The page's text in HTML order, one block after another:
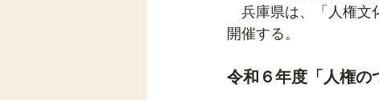
兵庫県は、「人権文
開催する。
令和６年度「人権の